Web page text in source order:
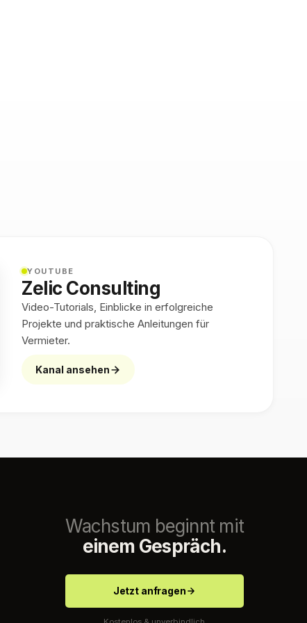
YOUTUBE
Zelic Consulting
Video-Tutorials, Einblicke in erfolgreiche
Projekte und praktische Anleitungen für
Vermieter.
Kanal ansehen
Wachstum beginnt mit
einem Gespräch.
Jetzt anfragen